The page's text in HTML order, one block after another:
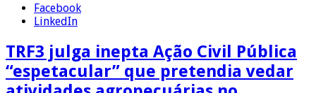
Facebook
LinkedIn
TRF3 julga inepta Ação Civil Pública
“espetacular” que pretendia vedar